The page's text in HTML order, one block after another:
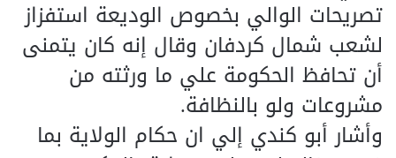
تصريحات الوالي بخصوص الوديعة استفزاز
لشعب شمال كردفان وقال إنه كان يتمنى
أن تحافظ الحكومة علي ما ورثته من
مشروعات ولو بالنظافة.
وأشار أبو كندي إلي ان حكام الولاية بما